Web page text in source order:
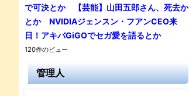
で可決とか 【芸能】山田五郎さん、死去か
とか NVIDIAジェンスン・フアンCEO来
日！アキバGiGOでセガ愛を語るとか
120件のビュー
管理人